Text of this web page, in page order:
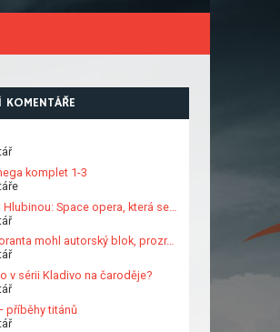
KOMENTÁŘE
komplet 1-3
Hlubinou: Space opera, která se…
mohl autorský blok, prozr…
v sérii Kladivo na čaroděje?
příběhy titánů